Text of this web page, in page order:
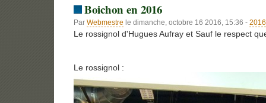
Boichon en 2016
Par Webmestre le dimanche, octobre 16 2016, 15:36 - 2016
Le rossignol d'Hugues Aufray et Sauf le respect
Le rossignol :